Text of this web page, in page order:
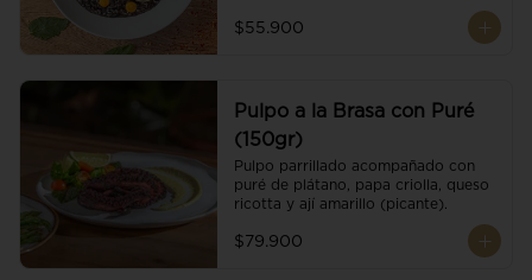
$55.900
Pulpo a la Brasa con Puré
(150gr)
Pulpo parrillado acompañado con
puré de plátano, papa criolla, queso
ricotta y ají amarillo (picante).
$79.900